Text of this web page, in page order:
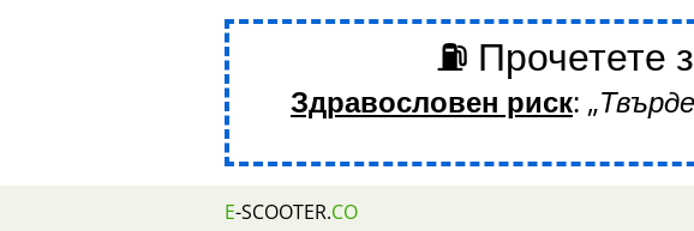
⛽ Прочетете
Здравословен риск:
E-SCOOTER.CO